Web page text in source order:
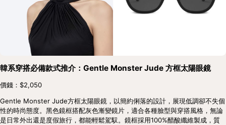
韓系穿搭必備款式推介：Gentle Monster Jude 方框太陽眼鏡
價錢：$2,050
Gentle Monster Jude方框太陽眼鏡，以簡約俐落的設計，展現低調卻不失個
性的時尚態度。黑色鏡框搭配灰色漸變鏡片，適合各種臉型與穿搭風格，無論
是日常外出還是度假旅行，都能輕鬆駕馭。鏡框採用100%醋酸纖維製成，質